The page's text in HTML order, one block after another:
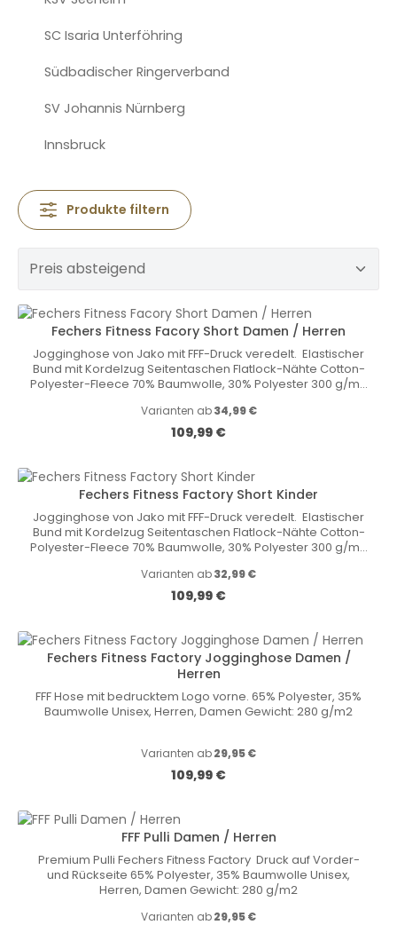
SC Isaria Unterföhring
Südbadischer Ringerverband
SV Johannis Nürnberg
Innsbruck
Produkte filtern
Fechers Fitness Facory Short Damen / Herren
Jogginghose von Jako mit FFF-Druck veredelt. Elastischer
Bund mit Kordelzug Seitentaschen Flatlock-Nähte Cotton-
Polyester-Fleece 70% Baumwolle, 30% Polyester 300 g/m2
Varianten ab34,99 €
Regulärer Preis:
109,99 €
Fechers Fitness Factory Short Kinder
Jogginghose von Jako mit FFF-Druck veredelt. Elastischer
Bund mit Kordelzug Seitentaschen Flatlock-Nähte Cotton-
Polyester-Fleece 70% Baumwolle, 30% Polyester 300 g/m2
Varianten ab32,99 €
Regulärer Preis:
109,99 €
Fechers Fitness Factory Jogginghose Damen /
Herren
FFF Hose mit bedrucktem Logo vorne. 65% Polyester, 35%
Baumwolle Unisex, Herren, Damen Gewicht: 280 g/m2
Varianten ab29,95 €
Regulärer Preis:
109,99 €
FFF Pulli Damen / Herren
Premium Pulli Fechers Fitness Factory Druck auf Vorder-
und Rückseite 65% Polyester, 35% Baumwolle Unisex,
Herren, Damen Gewicht: 280 g/m2
Varianten ab29,95 €